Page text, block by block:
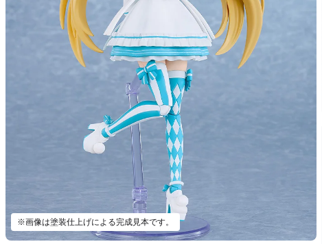
※画像は塗装仕上げによる完成見本です。